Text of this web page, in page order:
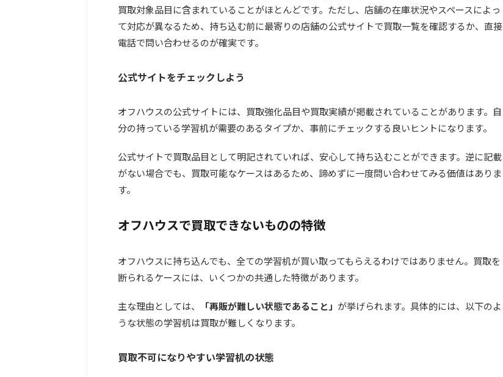
買取対象品目に含まれていることがほとんどです。ただし、店舗の在庫状況やスペースによっ
て対応が異なるため、持ち込む前に最寄りの店舗の公式サイトで買取一覧を確認するか、直接
電話で問い合わせるのが確実です。
公式サイトをチェックしよう
オフハウスの公式サイトには、買取強化品目や買取実績が掲載されていることがあります。自
分の持っている学習机が需要のあるタイプか、事前にチェックする良いヒントになります。
公式サイトで買取品目として明記されていれば、安心して持ち込むことができます。逆に記載
がない場合でも、買取可能なケースはあるため、諦めずに一度問い合わせてみる価値はありま
す。
オフハウスで買取できないものの特徴
オフハウスに持ち込んでも、全ての学習机が買い取ってもらえるわけではありません。買取を
断られるケースには、いくつかの共通した特徴があります。
主な理由としては、 「再販が難しい状態であること」 が挙げられます。具体的には、以下のよ
うな状態の学習机は買取が難しくなります。
買取不可になりやすい学習机の状態